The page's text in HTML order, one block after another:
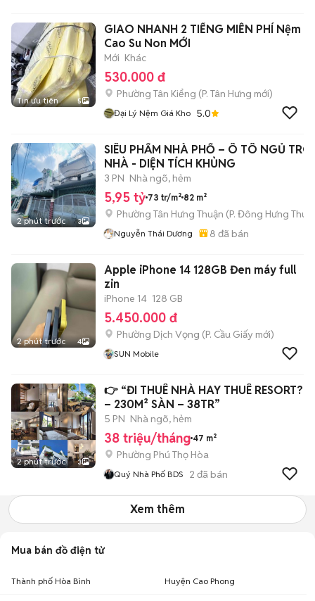
Tin ưu tiên 5
GIAO NHANH 2 TIẾNG MIỄN PHÍ Nệm
Cao Su Non MỚI
Mới Khác
530.000 đ
Phường Tân Kiểng (P. Tân Hưng mới)
Đại Lý Nệm Giá Kho 5.0
2 phút trước 3
SIÊU PHẨM NHÀ PHỐ – Ô TÔ NGỦ
NHÀ - DIỆN TÍCH KHỦNG
3 PN Nhà ngõ, hẻm
5,95 tỷ 73 tr/m² 82 m²
Phường Tân Hưng Thuận (P. Đông Hưng
Nguyễn Thái Dương 8 đã bán
2 phút trước 4
Apple iPhone 14 128GB Đen máy full
zin
iPhone 14 128 GB
5.450.000 đ
Phường Dịch Vọng (P. Cầu Giấy mới)
SUN Mobile
2 phút trước 3
👉 “ĐI THUÊ NHÀ HAY THUÊ RESORT?
– 230M² SÀN – 38TR”
5 PN Nhà ngõ, hẻm
38 triệu/tháng 47 m²
Phường Phú Thọ Hòa
Quý Nhà Phố BDS 2 đã bán
Xem thêm
Mua bán đồ điện tử
Thành phố Hòa Bình Huyện Cao Phong